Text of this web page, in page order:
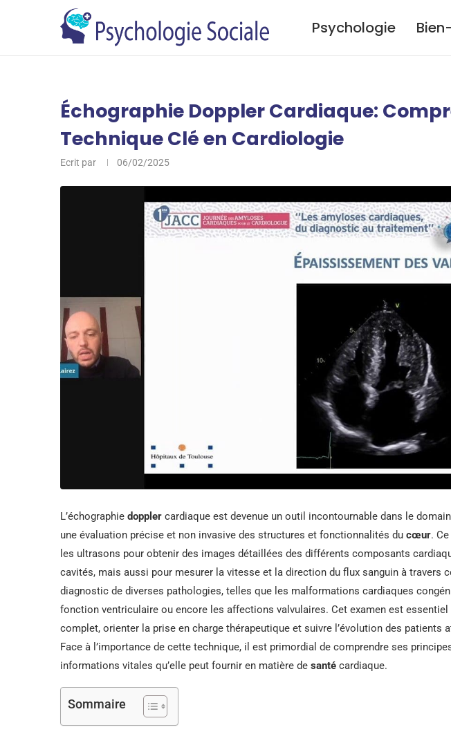
Psychologie
Échographie Doppler Cardiaque:
Technique Clé en Cardiologie
Ecrit par 06/02/2025
L’échographie doppler cardiaque est devenue un outil incontournable dans le
une évaluation précise et non invasive des structures et fonctionnalités du cœur.
les ultrasons pour obtenir des images détaillées des différents composants
cavités, mais aussi pour mesurer la vitesse et la direction du flux sanguin à travers
diagnostic de diverses pathologies, telles que les malformations cardiaques
fonction ventriculaire ou encore les affections valvulaires. Cet examen est
complet, orienter la prise en charge thérapeutique et suivre l’évolution des patients
Face à l’importance de cette technique, il est primordial de comprendre ses
informations vitales qu’elle peut fournir en matière de santé cardiaque.
Sommaire